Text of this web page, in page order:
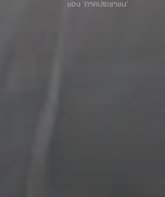
ของ ‘ภาคประชาชน’